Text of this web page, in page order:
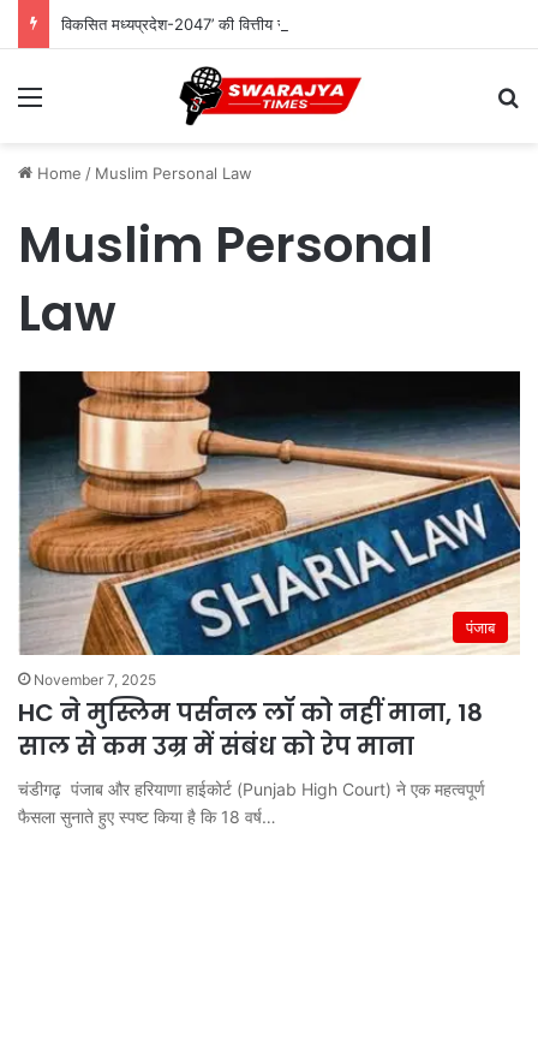
विकसित मध्यप्रदेश-2047’ की वित्तीय रूपरेखा तैयार
Menu
Home / Muslim Personal Law
Muslim Personal
Law
पंजाब
November 7, 2025
HC ने मुस्लिम पर्सनल लॉ को नहीं माना, 18
साल से कम उम्र में संबंध को रेप माना
चंडीगढ़ पंजाब और हरियाणा हाईकोर्ट (Punjab High Court) ने एक महत्वपूर्ण
फैसला सुनाते हुए स्पष्ट किया है कि 18 वर्ष…